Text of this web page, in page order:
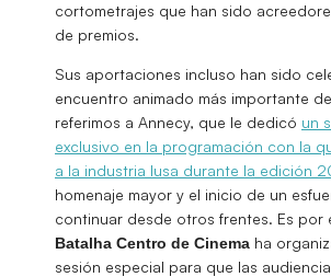
cortometrajes que han sido
de premios.
Sus aportaciones incluso han sido
encuentro animado más importante
referimos a Annecy, que le dedicó un
exclusivo en la programación con la
a la industria lusa durante la edición
homenaje mayor y el inicio de un
continuar desde otros frentes. Es por
Batalha Centro de Cinema ha
sesión especial para que las